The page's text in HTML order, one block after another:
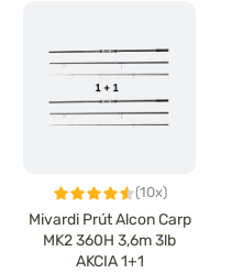
(10x)
Mivardi Prút Alcon Carp
MK2 360H 3,6m 3lb
AKCIA 1+1